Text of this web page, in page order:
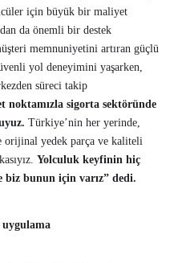
için büyük bir maliyet
da önemli bir destek
memnuniyetini artıran güçlü
yol deneyimini yaşarken,
süreci takip
noktamızla sigorta sektöründe
Türkiye’nin her yerinde,
orijinal yedek parça ve kaliteli
Yolculuk keyfinin hiç
bunun için varız” dedi.